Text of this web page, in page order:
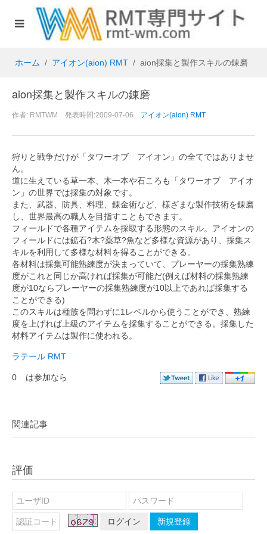
ホーム アイオン(aion) RMT aion採集と製作スキルの錬磨
aion採集と製作スキルの錬磨
作者: RMTWM 発表時間:2009-07-06 アイオン(aion) RMT
狩りと戦争だけが「タワーオブ アイオン」の全てではありませ
ん。
道に生えている草一本、木一本や石ころも「タワーオブ アイオ
ン」の世界では採集の対象です。
また、武器、防具、料理、錬金術など、様ざまな製作技術を錬磨
し、世界最高の職人を目指すこともできます。
フィールドで各種アイテムを採取する形態のスキル。アイオンの
フィールドには鉱石?木?薬草?魚など多様な資源があり、採集ス
キルを利用して多様な材料を得ることができる。
各材料は採集可能熟練度が決まっていて、プレーヤーの採集熟練
度がこれと同じか高ければ採集が可能だ(例えば材料の採集熟練
度が10ならプレーヤーの採集熟練度が10以上であれば採集する
ことができる)
このスキルは種族を問わずに1レベルから使うことができ、熟練
度を上げれば上級のアイテムを採集することができる。採集した
材料アイテムは製作に使われる。
ラテール RMT
0 は参加なら
関連記事
評価
ログイン 新規登錄